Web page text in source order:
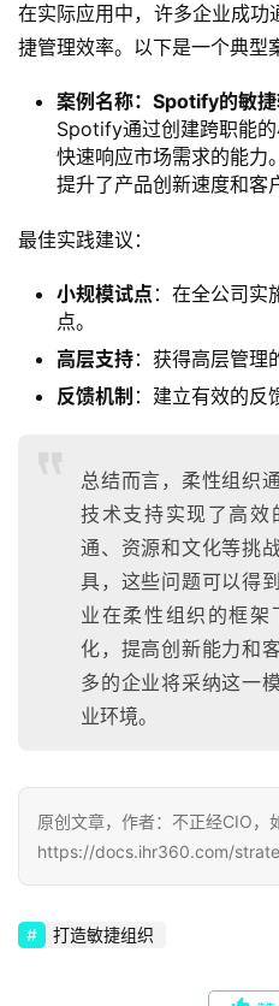
在实际应用中，许多企业成
捷管理效率。以下是一个典型
案例名称：Spotify的敏
Spotify通过创建跨职能
快速响应市场需求的能力
提升了产品创新速度和客
最佳实践建议：
小规模试点 ：在全公司实
点。
高层支持：获得高层管理
反馈机制 ：建立有效的反
总结而言，柔性组织
技术支持实现了高效
通、资源和文化等挑
具，这些问题可以得
业在柔性组织的框架
化，提高创新能力和
多的企业将采纳这一
业环境。
原创文章，作者：不正经CIO，
https://docs.ihr360.com/
打造敏捷组织